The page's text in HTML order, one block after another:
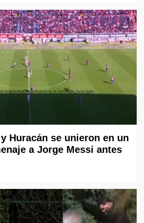
Huracán se unieron en un
a Jorge Messi antes